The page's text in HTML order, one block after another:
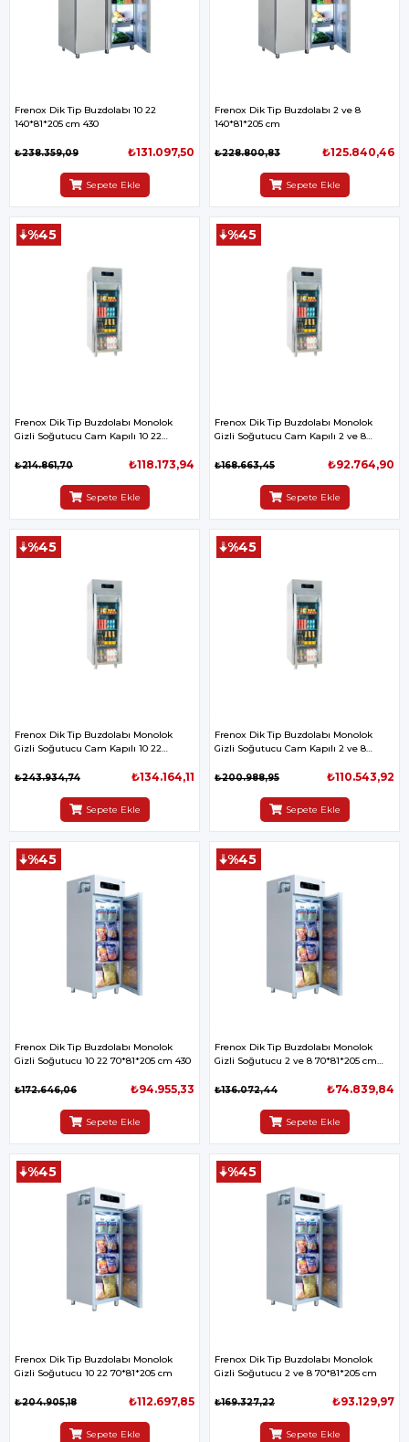
Frenox Dik Tip Buzdolabı 10 22
140*81*205 cm 430
₺131.097,50
₺238.359,09
Sepete Ekle
Frenox Dik Tip Buzdolabı 2 ve 8
140*81*205 cm
₺125.840,46
₺228.800,83
Sepete Ekle
Frenox Dik Tip Buzdolabı Monolok
Gizli Soğutucu Cam Kapılı 10 22
₺118.173,94
₺214.861,70
Sepete Ekle
%45
Frenox Dik Tip Buzdolabı Monolok
Gizli Soğutucu Cam Kapılı 2 ve 8
₺92.764,90
₺168.663,45
Sepete Ekle
%45
Frenox Dik Tip Buzdolabı Monolok
Gizli Soğutucu Cam Kapılı 10 22
₺134.164,11
₺243.934,74
Sepete Ekle
%45
Frenox Dik Tip Buzdolabı Monolok
Gizli Soğutucu Cam Kapılı 2 ve 8
₺110.543,92
₺200.988,95
Sepete Ekle
%45
Frenox Dik Tip Buzdolabı Monolok
Gizli Soğutucu 10 22 70*81*205 cm 430
₺94.955,33
₺172.646,06
Sepete Ekle
%45
Frenox Dik Tip Buzdolabı Monolok
Gizli Soğutucu 2 ve 8 70*81*205 cm
₺74.839,84
₺136.072,44
Sepete Ekle
%45
Frenox Dik Tip Buzdolabı Monolok
Gizli Soğutucu 10 22 70*81*205 cm
₺112.697,85
₺204.905,18
Sepete Ekle
%45
Frenox Dik Tip Buzdolabı Monolok
Gizli Soğutucu 2 ve 8 70*81*205 cm
₺93.129,97
₺169.327,22
Sepete Ekle
%45